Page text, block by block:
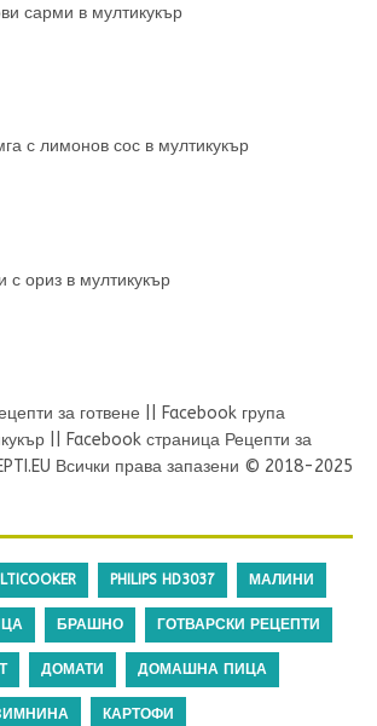
сарми в мултикукър
с лимонов сос в мултикукър
с ориз в мултикукър
за готвене
Facebook група
Facebook страница Рецепти за
Всички права запазени © 2018-2025
PHILIPS HD3037 МАЛИНИ
БРАШНО ГОТВАРСКИ РЕЦЕПТИ
ДОМАТИ ДОМАШНА ПИЦА
КАРТОФИ